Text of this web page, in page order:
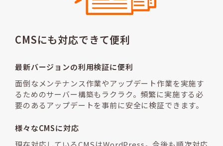
CMSにも対応できて便利
最新バージョンの利用検証に便利
面倒なメンテナンス作業やアップデート作業を実施す
るためのサーバー構築もラクラク。頻繁に実施する必
要のあるアップデートを事前に安全に検証できます。
様々なCMSに対応